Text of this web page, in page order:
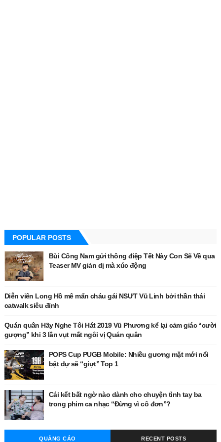
POPULAR POSTS
Bùi Công Nam gửi thông điệp Tết Này Con Sẽ Về qua
Teaser MV giản dị mà xúc động
Diễn viên Long Hồ mê mẩn cháu gái NSƯT Vũ Linh bởi thần thái
catwalk siêu đỉnh
Quán quân Hãy Nghe Tôi Hát 2019 Vũ Phương kể lại cảm giác “cười
gượng” khi 3 lần vụt mất ngôi vị Quán quân
POPS Cup PUGB Mobile: Nhiều gương mặt mới nổi
bật dự sẽ “giựt” Top 1
Cái kết bất ngờ nào dành cho chuyện tình tay ba
trong phim ca nhạc “Đừng vì cô đơn”?
QUẢNG CÁO RECENT POSTS